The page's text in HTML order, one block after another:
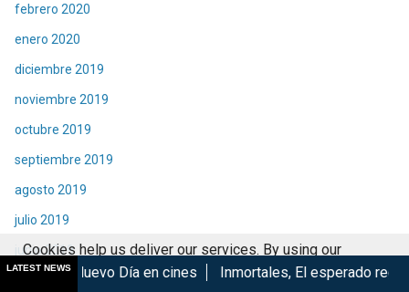
febrero 2020
enero 2020
diciembre 2019
noviembre 2019
octubre 2019
septiembre 2019
agosto 2019
julio 2019
junio 2019
LATEST NEWS
Día en cines Inmortales, El esperado regreso de Izu...
Cookies help us deliver our services. By using our
services, you agree to our use of cookies.
Got it